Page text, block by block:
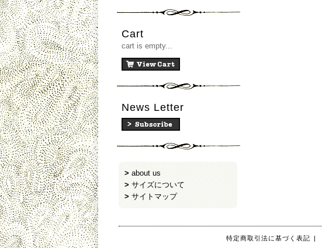
Cart
cart is empty...
News Letter
> about us
> サイズについて
> サイトマップ
特定商取引法に基づく表記 |